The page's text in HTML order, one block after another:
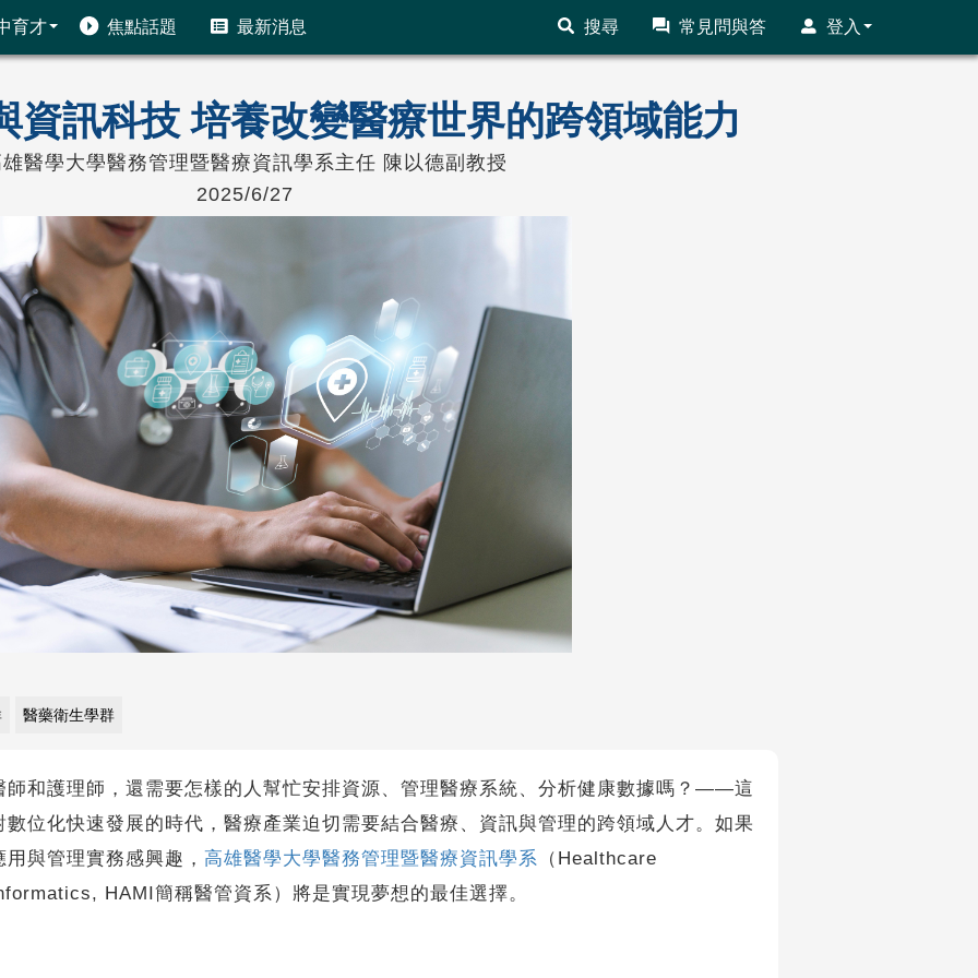
育才 焦點話題 最新消息 搜尋 常見問與答 登入
資訊科技 培養改變醫療世界的跨領域能力
醫學大學醫務管理暨醫療資訊學系主任 陳以德副教授
2025/6/27
醫藥衛生學群
護理師，還需要怎樣的人幫忙安排資源、管理醫療系統、分析健康數據嗎？——這
位化快速發展的時代，醫療產業迫切需要結合醫療、資訊與管理的跨領域人才。如果
與管理實務感興趣， 高雄醫學大學醫務管理暨醫療資訊學系 （Healthcare
HAMI簡稱醫管資系）將是實現夢想的最佳選擇。